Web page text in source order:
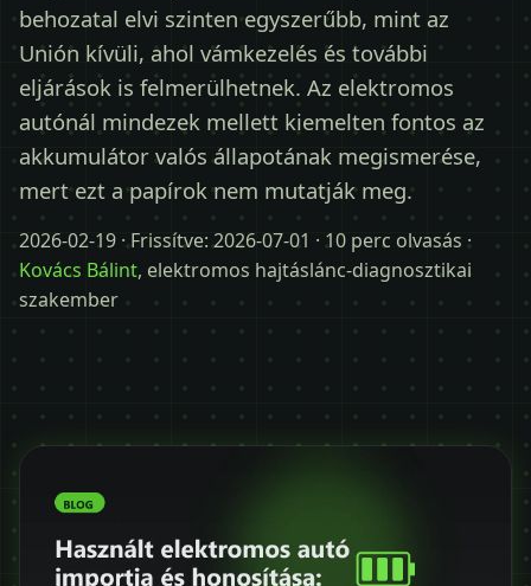
behozatal elvi szinten egyszerűbb, mint az
Unión kívüli, ahol vámkezelés és további
eljárások is felmerülhetnek. Az elektromos
autónál mindezek mellett kiemelten fontos az
akkumulátor valós állapotának megismerése,
mert ezt a papírok nem mutatják meg.
2026-02-19 · Frissítve:2026-07-01 · 10 perc olvasás ·
Kovács Bálint, elektromos hajtáslánc-diagnosztikai
szakember